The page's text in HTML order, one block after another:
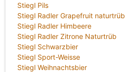
Stiegl Pils
Stiegl Radler Grapefruit naturtrüb
Stiegl Radler Himbeere
Stiegl Radler Zitrone Naturtrüb
Stiegl Schwarzbier
Stiegl Sport-Weisse
Stiegl Weihnachtsbier